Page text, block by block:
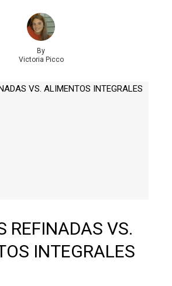
By
Victoria Picco
REFINADAS VS.
INTEGRALES